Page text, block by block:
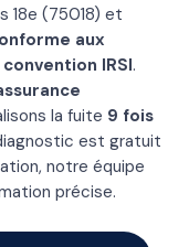
18e (75018) et
aux
convention IRSI.
la fuite 9 fois
est gratuit
notre équipe
précise.